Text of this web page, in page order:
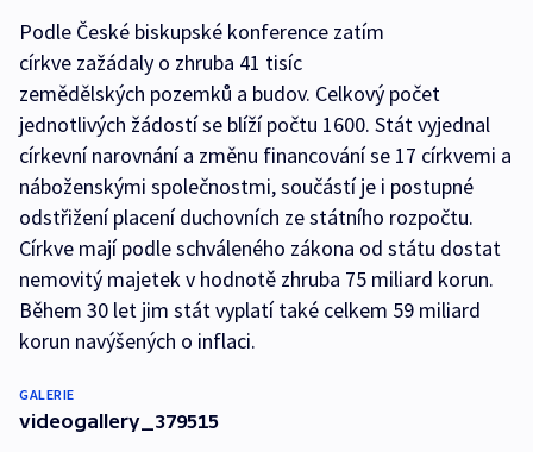
Podle České biskupské konference zatím
církve zažádaly o zhruba 41 tisíc
zemědělských pozemků a budov. Celkový počet
jednotlivých žádostí se blíží počtu 1600. Stát vyjednal
církevní narovnání a změnu financování se 17 církvemi a
náboženskými společnostmi, součástí je i postupné
odstřižení placení duchovních ze státního rozpočtu.
Církve mají podle schváleného zákona od státu dostat
nemovitý majetek v hodnotě zhruba 75 miliard korun.
Během 30 let jim stát vyplatí také celkem 59 miliard
korun navýšených o inflaci.
GALERIE
videogallery_379515